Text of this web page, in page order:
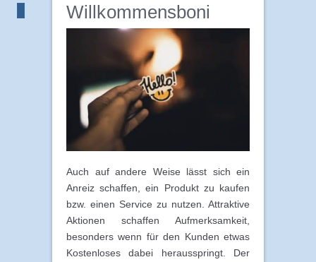
Willkommensboni
Auch auf andere Weise lässt sich ein
Anreiz schaffen, ein Produkt zu kaufen
bzw. einen Service zu nutzen. Attraktive
Aktionen schaffen Aufmerksamkeit,
besonders wenn für den Kunden etwas
Kostenloses dabei herausspringt. Der